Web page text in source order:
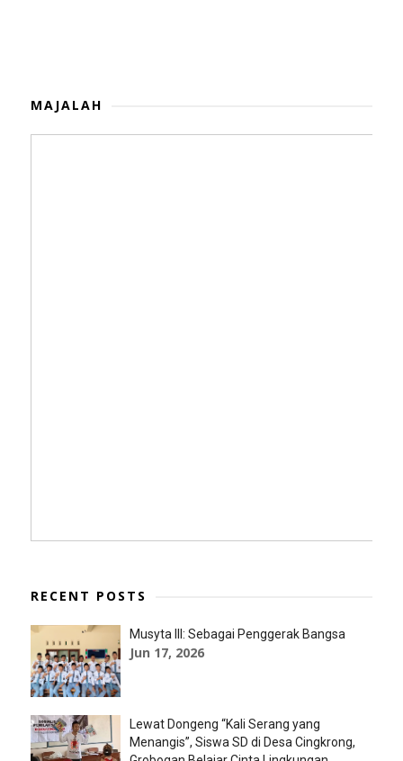
MAJALAH
RECENT POSTS
Musyta III: Sebagai Penggerak Bangsa
Jun 17, 2026
Lewat Dongeng “Kali Serang yang
Menangis”, Siswa SD di Desa Cingkrong,